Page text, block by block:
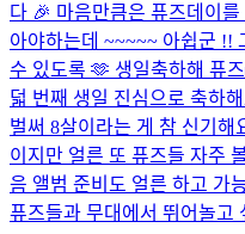
다 🎉 마음만큼은 퓨즈데이
아야하는데 ~~~~~ 아쉽군 !!
수 있도록 🫶 생일축하해 퓨
덟 번째 생일 진심으로 축하
벌써 8살이라는 게 참 신기해
이지만 얼른 또 퓨즈들 자주
음 앨범 준비도 얼른 하고 가
퓨즈들과 무대에서 뛰어놀고